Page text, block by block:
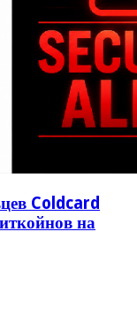
Coldcard
на